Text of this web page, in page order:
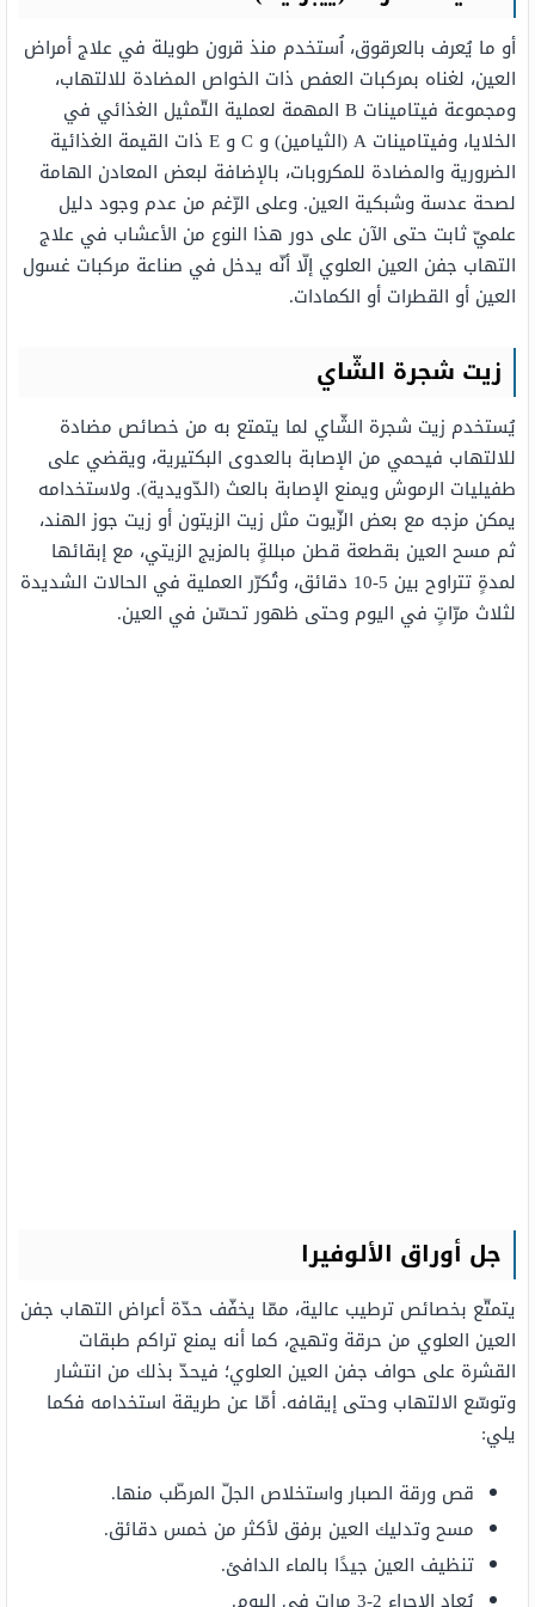
أو ما يُعرف بالعرقوق، اُستخدم منذ قرون طويلة في علاج أمراض
العين، لغناه بمركبات العفص ذات الخواص المضادة للالتهاب،
ومجموعة فيتامينات B المهمة لعملية التّمثيل الغذائي في
الخلايا، وفيتامينات A (الثيامين) و C و E ذات القيمة الغذائية
الضرورية والمضادة للمكروبات، بالإضافة لبعض المعادن الهامة
لصحة عدسة وشبكية العين. وعلى الرّغم من عدم وجود دليل
علميّ ثابت حتى الآن على دور هذا النوع من الأعشاب في علاج
التهاب جفن العين العلوي إلّا أنّه يدخل في صناعة مركبات غسول
العين أو القطرات أو الكمادات.
زيت شجرة الشّاي
يُستخدم زيت شجرة الشّاي لما يتمتع به من خصائص مضادة
للالتهاب فيحمي من الإصابة بالعدوى البكتيرية، ويقضي على
طفيليات الرموش ويمنع الإصابة بالعث (الدّويدية). ولاستخدامه
يمكن مزجه مع بعض الزّيوت مثل زيت الزيتون أو زيت جوز الهند،
ثم مسح العين بقطعة قطن مبللةٍ بالمزيج الزيتي، مع إبقائها
لمدةٍ تتراوح بين 5-10 دقائق، وتُكرّر العملية في الحالات الشديدة
لثلاث مرّاتٍ في اليوم وحتى ظهور تحسّن في العين.
جل أوراق الألوفيرا
يتمتّع بخصائص ترطيب عالية، ممّا يخفّف حدّة أعراض التهاب جفن
العين العلوي من حرقة وتهيج، كما أنه يمنع تراكم طبقات
القشرة على حواف جفن العين العلوي؛ فيحدّ بذلك من انتشار
وتوسّع الالتهاب وحتى إيقافه. أمّا عن طريقة استخدامه فكما
يلي:
قص ورقة الصبار واستخلاص الجلّ المرطّب منها.
مسح وتدليك العين برفق لأكثر من خمس دقائق.
تنظيف العين جيدًا بالماء الدافئ.